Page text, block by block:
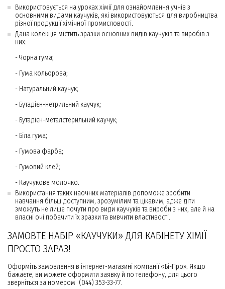
Використовується на уроках хімії для ознайомлення учнів з
основними видами каучуків, які використовуються для виробництва
різної продукції хімічної промисловості.
Дана колекція містить зразки основних видів каучуків та виробів з
них:
- Чорна гума;
- Гума кольорова;
- Натуральний каучук;
- Бутадієн-нетрильний каучук;
- Бутадієн-металстерильний каучук;
- Біла гума;
- Гумова фарба;
- Гумовий клей;
- Каучукове молочко.
Використання таких наочних матеріалів допоможе зробити
навчання більш доступним, зрозумілим та цікавим, адже діти
зможуть не лише почути про види каучуків та вироби з них, але й на
власні очі побачити їх зразки та вивчити властивості.
ЗАМОВТЕ НАБІР «КАУЧУКИ» ДЛЯ КАБІНЕТУ ХІМІЇ
ПРОСТО ЗАРАЗ!
Оформіть замовлення в інтернет-магазині компанії «Бі-Про». Якщо
бажаєте, ви можете оформити заявку й по телефону, для цього
зверніться за номером (044) 353-33-77.